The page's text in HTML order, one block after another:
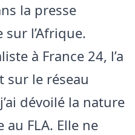
la presse
l’Afrique.
à France 24, l’a
sur le réseau
dévoilé la nature
au FLA. Elle ne